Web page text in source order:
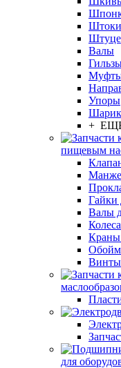
Штоки
Валы
Упоры
+
пищевым
Гайки
Валы
Краны
Винты
для